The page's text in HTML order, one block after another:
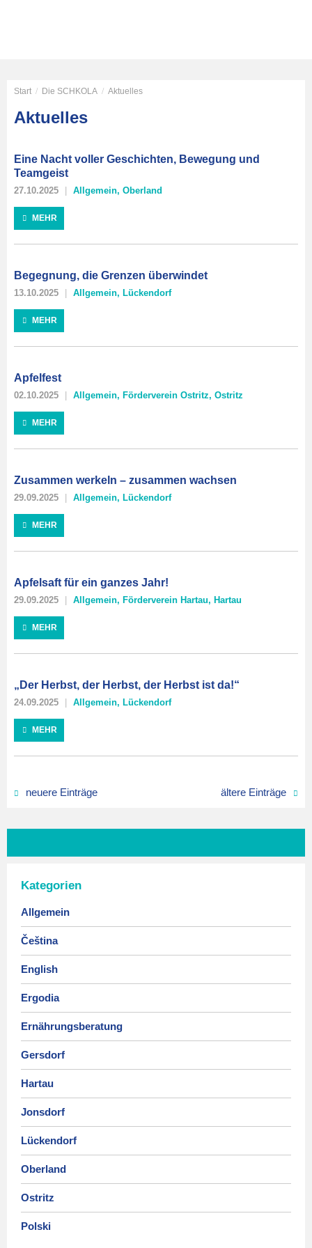
Start / Die SCHKOLA / Aktuelles
Aktuelles
Eine Nacht voller Geschichten, Bewegung und
Teamgeist
27.10.2025 Allgemein, Oberland
MEHR
Begegnung, die Grenzen überwindet
13.10.2025 Allgemein, Lückendorf
MEHR
Apfelfest
02.10.2025 Allgemein, Förderverein Ostritz, Ostritz
MEHR
Zusammen werkeln – zusammen wachsen
29.09.2025 Allgemein, Lückendorf
MEHR
Apfelsaft für ein ganzes Jahr!
29.09.2025 Allgemein, Förderverein Hartau, Hartau
MEHR
„Der Herbst, der Herbst, der Herbst ist da!“
24.09.2025 Allgemein, Lückendorf
MEHR
neuere Einträge ältere Einträge
Kategorien
Allgemein
Čeština
English
Ergodia
Ernährungsberatung
Gersdorf
Hartau
Jonsdorf
Lückendorf
Oberland
Ostritz
Polski